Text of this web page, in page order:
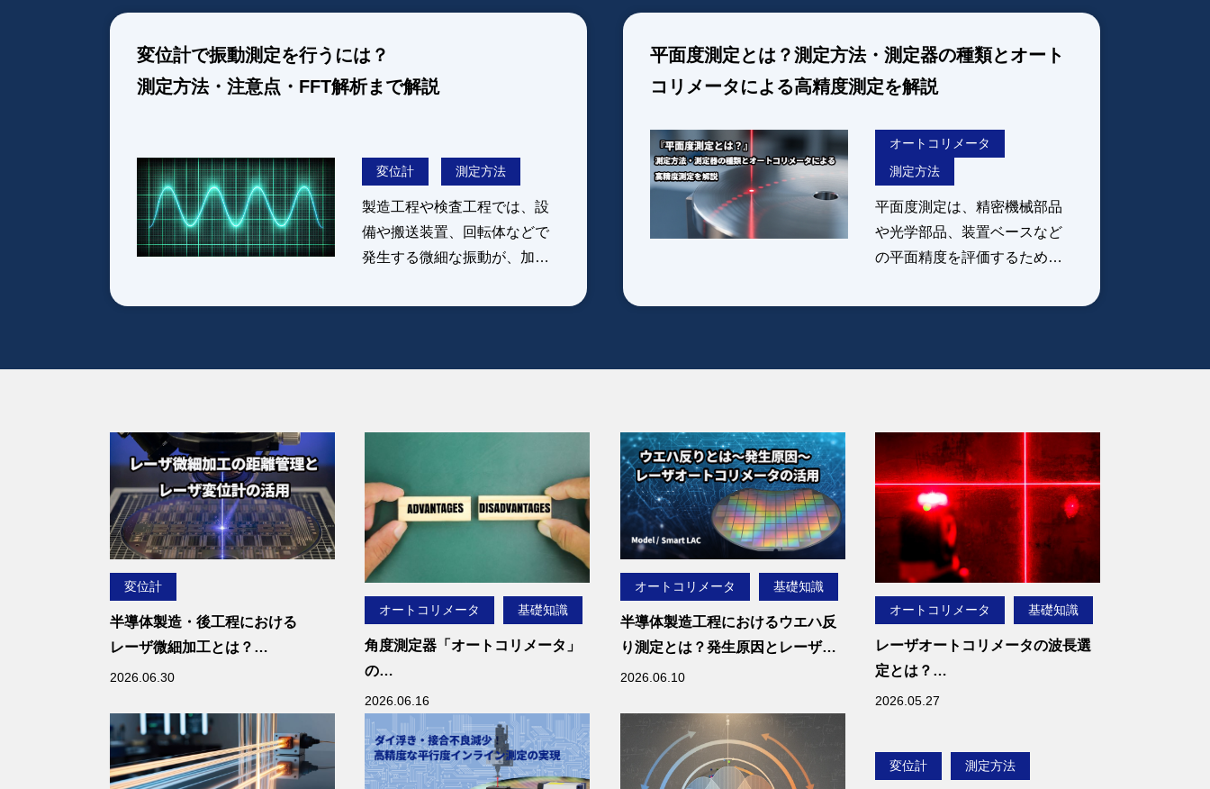
変位計で振動測定を行うには？
測定方法・注意点・FFT解析まで解説
変位計 測定方法
製造工程や検査工程では、設
備や搬送装置、回転体などで
発生する微細な振動が、加工
すことがあります。しかし、
す。
ザ変位計による非接触測定で
す。対象物の変位を高速かつ
高精度に連続測定すること
で、振動の大きさや周波数を
数値として把握できます。
本記事では、レーザ変位計を
用いて振動を測定する方法
ータから振動の周波数を解析
する方法について解説しま
す。
平面度測定とは？測定方法・測定器の種類とオート
コリメータによる高精度測定を解説
オートコリメータ
測定方法
平面度測定は、精密機械部品
や光学部品、装置ベースなど
の平面精度を評価するために
にはダイヤルゲージや三次元
そのような場合に有効なの
が、非接触かつ高精度な角度
測定が可能なオートコリメー
タです。オートコリメータを
用いることで、対象面の微小
な傾きを測定し、平面度や平
行度を高精度に評価できま
す。
本記事では、JISにおける平面
度の定義や代表的な平面度測
とメリットをご紹介します。
変位計
半導体製造・後工程における
レーザ微細加工とは？
距離管理の課題とレーザ変位計の
2026.06.30
オートコリメータ 基礎知識
角度測定器「オートコリメータ」
の
長所・短所とは？高精度測定のメ
リットと
注意点を解説
2026.06.16
オートコリメータ 基礎知識
半導体製造工程におけるウエハ反
り測定とは？発生原因とレーザオ
ートコリメータの
2026.06.10
オートコリメータ 基礎知識
レーザオートコリメータの波長選
定とは？
赤・青・赤外レーザの違いを解説
2026.05.27
変位計 測定方法